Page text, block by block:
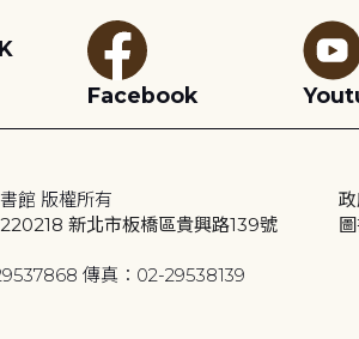
Facebook
館 版權所有
新北市板橋區貴興路139號
傳真：02-29538139